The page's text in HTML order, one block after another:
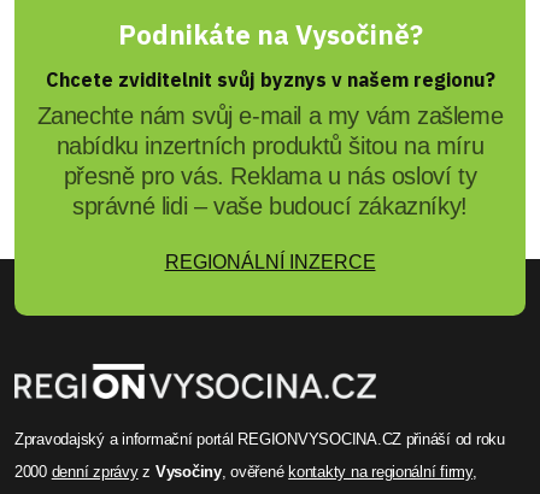
Podnikáte na Vysočině?
Chcete zviditelnit svůj byznys v našem regionu?
Zanechte nám svůj e-mail a my vám zašleme
nabídku inzertních produktů šitou na míru
přesně pro vás. Reklama u nás osloví ty
správné lidi – vaše budoucí zákazníky!
REGIONÁLNÍ INZERCE
Zpravodajský a informační portál REGIONVYSOCINA.CZ přináší od roku
2000 denní zprávyz Vysočiny, ověřené kontakty na regionální firmy,